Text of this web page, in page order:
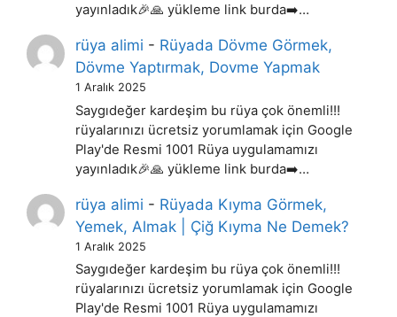
yayınladık🎉🙏 yükleme link burda➡️…
rüya alimi - Rüyada Dövme Görmek,
Dövme Yaptırmak, Dovme Yapmak
1 Aralık 2025
Saygıdeğer kardeşim bu rüya çok önemli!!!
rüyalarınızı ücretsiz yorumlamak için Google
Play'de Resmi 1001 Rüya uygulamamızı
yayınladık🎉🙏 yükleme link burda➡️…
rüya alimi - Rüyada Kıyma Görmek,
Yemek, Almak | Çiğ Kıyma Ne Demek?
1 Aralık 2025
Saygıdeğer kardeşim bu rüya çok önemli!!!
rüyalarınızı ücretsiz yorumlamak için Google
Play'de Resmi 1001 Rüya uygulamamızı